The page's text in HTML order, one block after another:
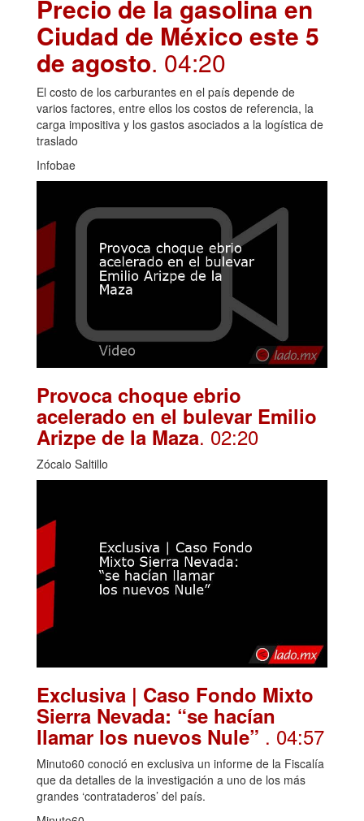
Precio de la gasolina en
Ciudad de México este 5
de agosto. 04:20
El costo de los carburantes en el país depende de
varios factores, entre ellos los costos de referencia, la
carga impositiva y los gastos asociados a la logística de
traslado
Infobae
Provoca choque ebrio
acelerado en el bulevar Emilio
Arizpe de la Maza. 02:20
Zócalo Saltillo
Exclusiva | Caso Fondo Mixto
Sierra Nevada: “se hacían
llamar los nuevos Nule” . 04:57
Minuto60 conoció en exclusiva un informe de la Fiscalía
que da detalles de la investigación a uno de los más
grandes ‘contrataderos’ del país.